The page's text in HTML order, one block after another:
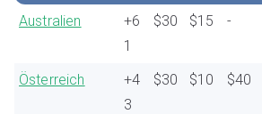
Ein Land
C
o
d
Sti
m
bun
Sti
mm
Mo
den
Australien
+6
1
$30 $15 -
Österreich
+4
3
$30 $10 $40